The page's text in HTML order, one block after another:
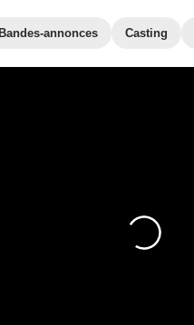
Bandes-annonces Casting